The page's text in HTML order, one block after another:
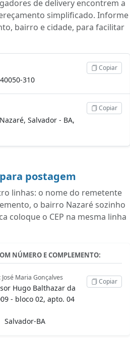
de delivery encontrem a
simplificado. Informe
bairro e cidade, para facilitar
310
Copiar
Salvador - BA,
Copiar
para postagem
linhas: o nome do remetente
o bairro Nazaré sozinho
coloque o CEP na mesma linha
NÚMERO E COMPLEMENTO:
Maria Gonçalves
Hugo Balthazar da
- bloco 02, apto. 04
Salvador-BA
Copiar